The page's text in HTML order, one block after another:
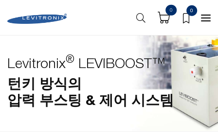
0 0
제품 다운로드
Levitronix® LEVIBOOST™
턴키 방식의
압력 부스팅 & 제어 시스템